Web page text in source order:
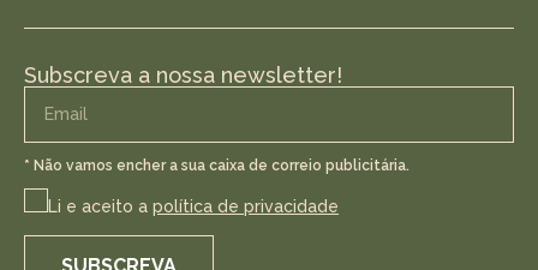
Subscreva a nossa newsletter!
* Não vamos encher a sua caixa de correio publicitária.
Li e aceito a política de privacidade